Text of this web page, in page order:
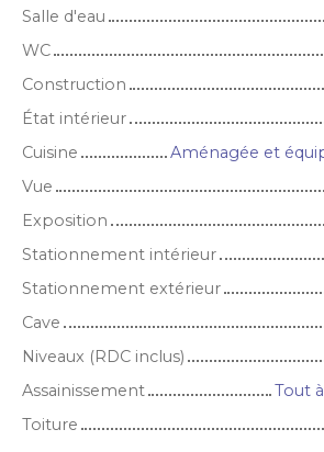
Salle d'eau
WC
Construction
État intérieur
Cuisine
Aménagée et
Vue
Exposition
Stationnement intérieur
Stationnement extérieur
Cave
Niveaux (RDC inclus)
Assainissement
Tout
Toiture